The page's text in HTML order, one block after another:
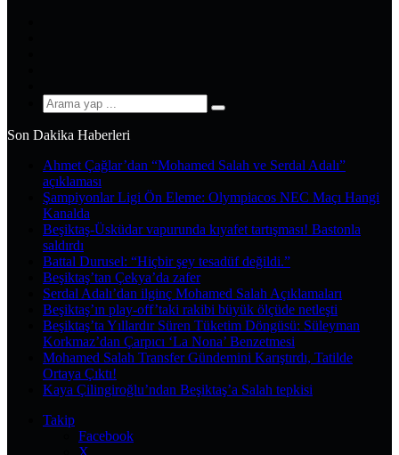
Arama
Son Dakika Haberleri
Ahmet Çağlar’dan “Mohamed Salah ve Serdal Adalı”
açıklaması
Şampiyonlar Ligi Ön Eleme: Olympiacos NEC Maçı Hangi
Kanalda
Beşiktaş-Üsküdar vapurunda kıyafet tartışması! Bastonla
saldırdı
Battal Durusel: “Hiçbir şey tesadüf değildi.”
Beşiktaş’tan Çekya’da zafer
Serdal Adalı’dan ilginç Mohamed Salah Açıklamaları
Beşiktaş’ın play-off’taki rakibi büyük ölçüde netleşti
Beşiktaş’ta Yıllardır Süren Tüketim Döngüsü: Süleyman
Korkmaz’dan Çarpıcı ‘La Nona’ Benzetmesi
Mohamed Salah Transfer Gündemini Karıştırdı, Tatilde
Ortaya Çıktı!
Kaya Çilingiroğlu’ndan Beşiktaş’a Salah tepkisi
Takip
Facebook
X